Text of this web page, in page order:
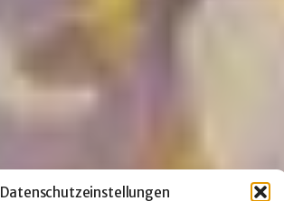
Datenschutzeinstellungen